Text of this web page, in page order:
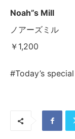
Noah”s Mill
ノアーズミル
￥1,200
#Today’s special